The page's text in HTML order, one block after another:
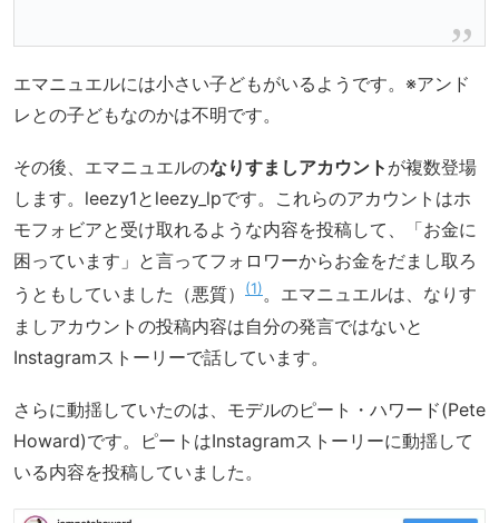
エマニュエルには小さい子どもがいるようです。※アンド
レとの子どもなのかは不明です。
その後、エマニュエルのなりすましアカウント が複数登場
します。leezy1とleezy_lpです。これらのアカウントはホ
モフォビアと受け取れるような内容を投稿して、「お金に
困っています」と言ってフォロワーからお金をだまし取ろ
うともしていました（悪質）
1 。エマニュエルは、なりす
ましアカウントの投稿内容は自分の発言ではないと
Instagramストーリーで話しています。
さらに動揺していたのは、モデルのピート・ハワード(Pete
Howard)です。ピートはInstagramストーリーに動揺して
いる内容を投稿していました。